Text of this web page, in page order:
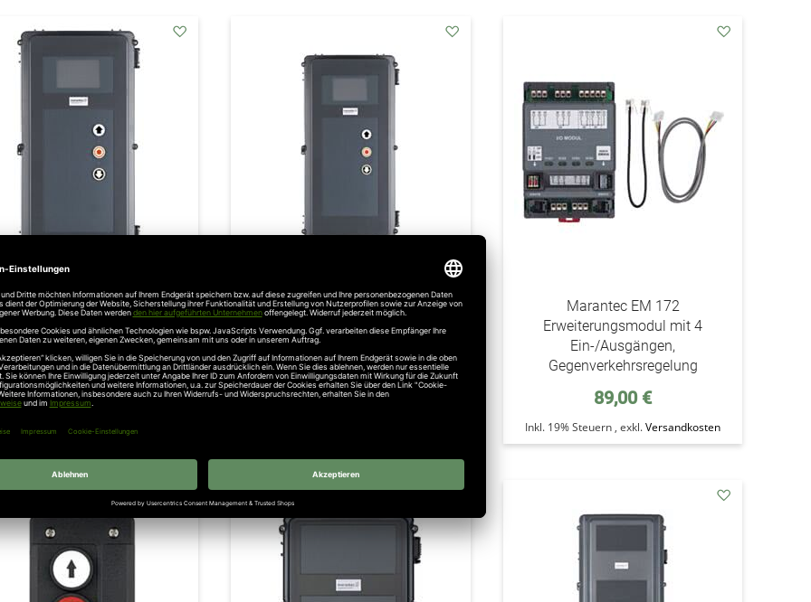
CS 320 FU-E 0,75 kW
649,95 €
19% Steuern,exkl.Versandkosten
Wunschzettel
Marantec CS 320 im
Kombigehäuse 400 V (CEE-
295,00 €
Marantec EM 172
Erweiterungsmodul mit 4
Ein-/Ausgängen,
Gegenverkehrsregelung
89,00 €
Inkl. 19% Steuern ,exkl.Versandkosten
addAuf
den
addAuf
den